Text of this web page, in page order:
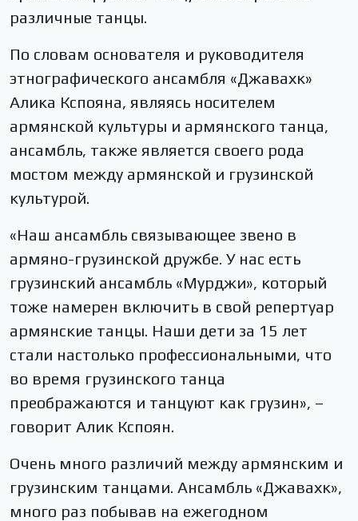
различные танцы.
По словам основателя и руководителя
этнографического ансамбля «Джавахк»
Алика Кспояна, являясь носителем
армянской культуры и армянского танца,
ансамбль, также является своего рода
мостом между армянской и грузинской
культурой.
«Наш ансамбль связывающее звено в
армяно-грузинской дружбе. У нас есть
грузинский ансамбль «Мурджи», который
тоже намерен включить в свой репертуар
армянские танцы. Наши дети за 15 лет
стали настолько профессиональными, что
во время грузинского танца
преображаются и танцуют как грузин», –
говорит Алик Кспоян.
Очень много различий между армянским и
грузинским танцами. Ансамбль «Джавахк»,
много раз побывав на ежегодном